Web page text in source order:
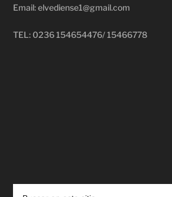
Email: elvediense1@gmail.com
TEL: 0236 154654476/ 15466778